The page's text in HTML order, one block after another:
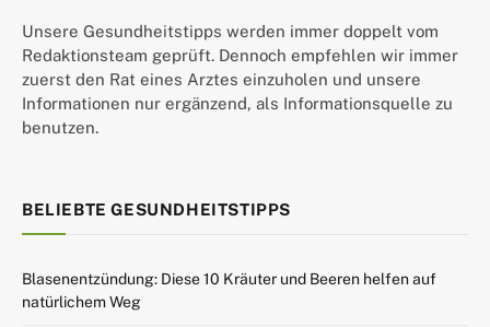
Unsere Gesundheitstipps werden immer doppelt vom
Redaktionsteam geprüft. Dennoch empfehlen wir immer
zuerst den Rat eines Arztes einzuholen und unsere
Informationen nur ergänzend, als Informationsquelle zu
benutzen.
BELIEBTE GESUNDHEITSTIPPS
Blasenentzündung: Diese 10 Kräuter und Beeren helfen auf
natürlichem Weg